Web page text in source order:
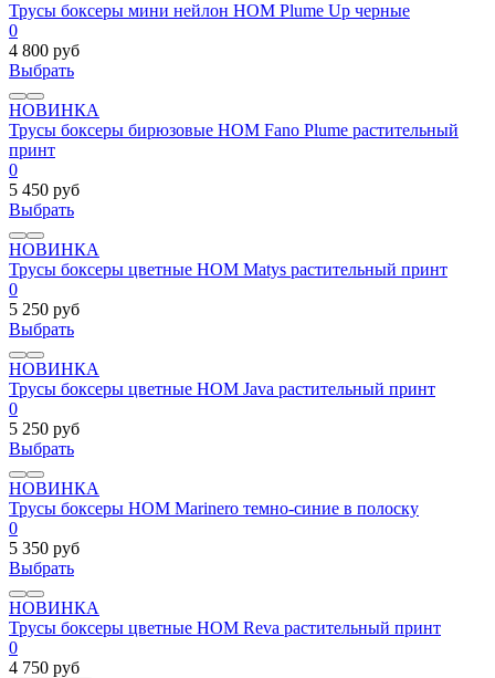
Трусы боксеры мини нейлон HOM Plume Up черные
0
4 800 руб
Выбрать
НОВИНКА
Трусы боксеры бирюзовые HOM Fano Plume растительный
принт
0
5 450 руб
Выбрать
НОВИНКА
Трусы боксеры цветные HOM Matys растительный принт
0
5 250 руб
Выбрать
НОВИНКА
Трусы боксеры цветные HOM Java растительный принт
0
5 250 руб
Выбрать
НОВИНКА
Трусы боксеры HOM Marinero темно-синие в полоску
0
5 350 руб
Выбрать
НОВИНКА
Трусы боксеры цветные HOM Reva растительный принт
0
4 750 руб